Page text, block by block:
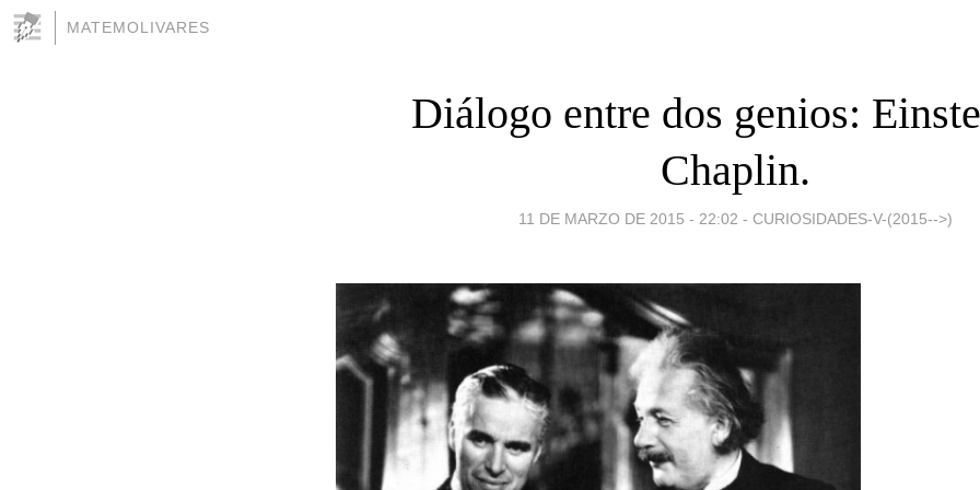
MATEMOLIVARES
Diálogo entre dos genios:
Chaplin.
11 DE MARZO DE 2015 - 22:02 - CURIOSIDADES-V-(2015-->)